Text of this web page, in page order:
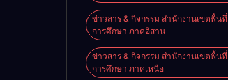
ข่าวสาร & กิจกรรม สำนักงานเขตพื้นที่
การศึกษา ภาคอิสาน
ข่าวสาร & กิจกรรม สำนักงานเขตพื้นที่
การศึกษา ภาคเหนือ